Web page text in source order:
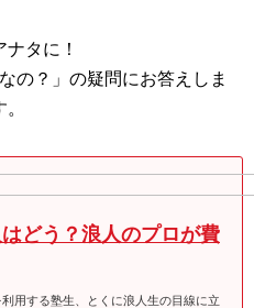
ナタに！
の？」の疑問にお答えしま
。
どう？浪人のプロが費
用する塾生、とくに浪人生の目線に立